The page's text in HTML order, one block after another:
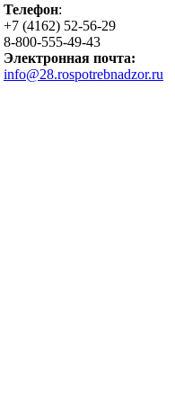
Телефон:
+7 (4162) 52-56-29
8-800-555-49-43
Электронная почта:
info@28.rospotrebnadzor.ru